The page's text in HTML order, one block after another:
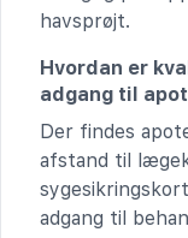
havsprøjt.
Hvordan er
adgang til
Der findes
afstand til
adgang til